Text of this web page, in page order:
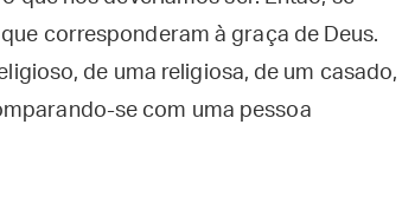
corresponderam à graça de Deus.
de uma religiosa, de um casado,
se com uma pessoa